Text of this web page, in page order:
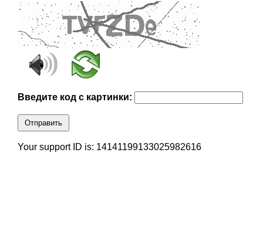
Введите код с картинки:
Отправить
Your support ID is: 14141199133025982616